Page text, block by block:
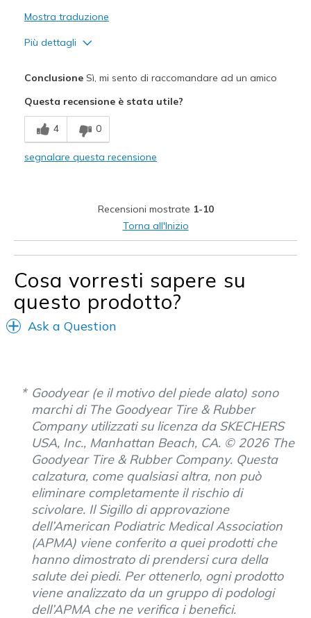
Mostra traduzione
Più dettagli
Breathe Well
Comfortable
Casual Wear
Width
Feels true to width
View On Shoes
ConclusioneSì, mi sento di raccomandare ad un amico
Questa recensione è stata utile?
4 0
segnalare questa recensione
Recensioni mostrate 1-10
Torna all'Inizio
Cosa vorresti sapere su
questo prodotto?
Ask a Question
Goodyear (e il motivo del piede alato) sono
marchi di The Goodyear Tire & Rubber
Company utilizzati su licenza da SKECHERS
USA, Inc., Manhattan Beach, CA. © 2026 The
Goodyear Tire & Rubber Company. Questa
calzatura, come qualsiasi altra, non può
eliminare completamente il rischio di
scivolare. Il Sigillo di approvazione
dell’American Podiatric Medical Association
(APMA) viene conferito a quei prodotti che
hanno dimostrato di prendersi cura della
salute dei piedi. Per ottenerlo, ogni prodotto
viene analizzato da un gruppo di podologi
dell’APMA che ne verifica i benefici.